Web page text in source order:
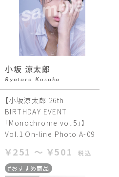
小坂 涼太郎
Ryotaro Kosaka
【小坂涼太郎 26th
BIRTHDAY EVENT
「Monochrome vol.5」】
Vol.1 On-line Photo A-09
￥251 ～ ￥501
税込
#おすすめ商品